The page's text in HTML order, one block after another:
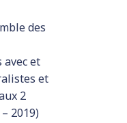
des
et
et
2
2019)